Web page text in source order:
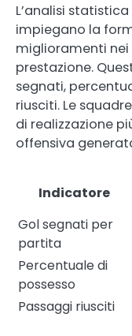
L’analisi
impiegano la
miglioramenti
prestazione.
segnati,
riusciti. Le
di realizzazione
offensiva
Indicatore
Gol segnati per
partita
Percentuale di
possesso
Passaggi riusciti